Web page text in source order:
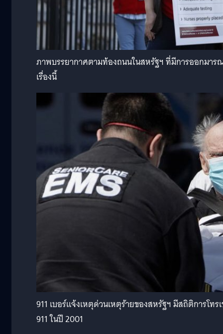
ภาพบรรยากาศตามท้องถนนในสหรัฐฯ ที่มีการออกมา
เรื่องนี้
911 เบอร์แจ้งเหตุด่วนเหตุร้ายของสหรัฐฯ มีสถิติการโท
911 ในปี 2001